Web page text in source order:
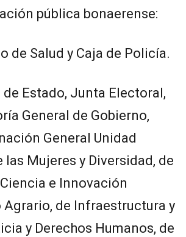
pública bonaerense:
de Salud y Caja de Policía.
Estado, Junta Electoral,
General de Gobierno,
General Unidad
Mujeres y Diversidad, de
e Innovación
de Infraestructura y
y Derechos Humanos, de